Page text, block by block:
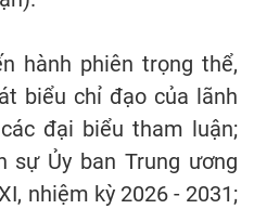
hành phiên trọng thể,
biểu chỉ đạo của lãnh
đại biểu tham luận;
sự Ủy ban Trung ương
nhiệm kỳ 2026 - 2031;